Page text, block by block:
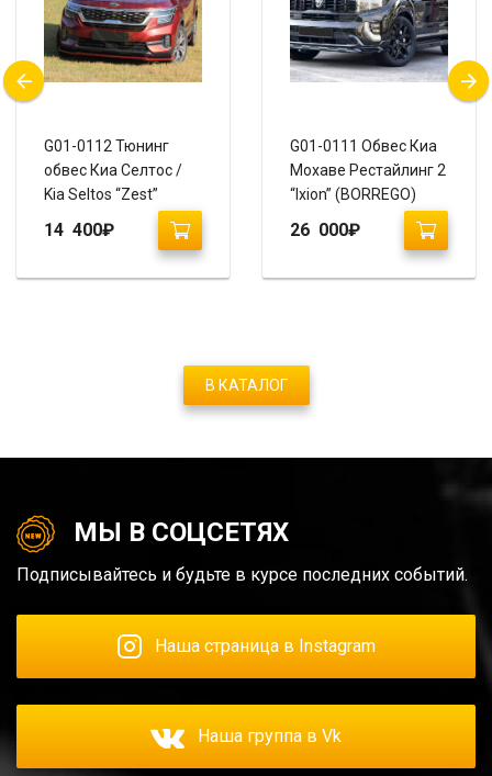
G01-0112 Тюнинг
обвес Киа Селтос /
Kia Seltos “Zest”
14 400₽
G01-0111 Обвес Киа
Мохаве Рестайлинг 2
“Ixion” (BORREGO)
26 000₽
В КАТАЛОГ
МЫ В СОЦСЕТЯХ
Подписывайтесь и будьте в курсе последних событий.
Наша страница в Instagram
Наша группа в Vk